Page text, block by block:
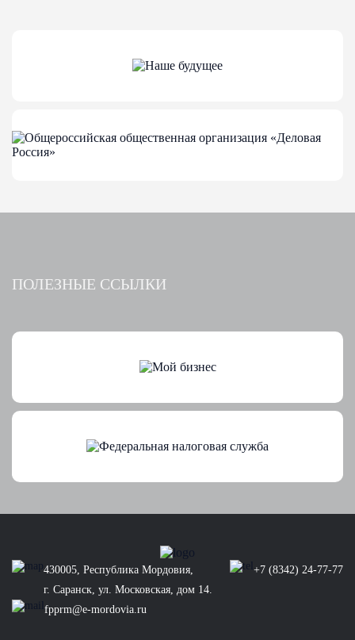
ПОЛЕЗНЫЕ ССЫЛКИ
430005, Республика Мордовия,
г. Саранск, ул. Московская, дом 14.
+7 (8342) 24-77-77
fpprm@e-mordovia.ru